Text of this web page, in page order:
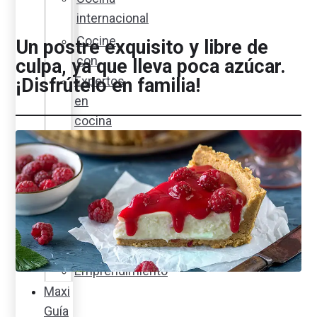
internacional
Cocine
con
Expertos
en
cocina
Noticias
Ambiente
Favorita
en
acción
Corporativo
Emprendimiento
Maxi
Guía
Un postre exquisito y libre de
culpa, ya que lleva poca azúcar.
¡Disfrútelo en familia!